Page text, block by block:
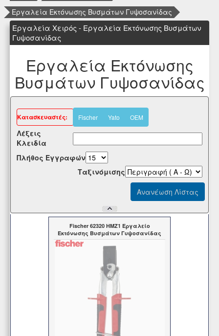
Εργαλεία Εκτόνωσης Βυσμάτων Γυψοσανίδας
Εργαλεία Χειρός - Εργαλεία Εκτόνωσης Βυσμάτων
Γυψοσανίδας
Εργαλεία Εκτόνωσης
Βυσμάτων Γυψοσανίδας
Kατασκευαστές: Fischer Yato OEM
Λέξεις
Κλειδία
Πλήθος Εγγραφών
Tαξινόμισης
Fischer 62320 HMZ1 Εργαλείο
Εκτόνωσης Βυσμάτων Γυψοσανίδας